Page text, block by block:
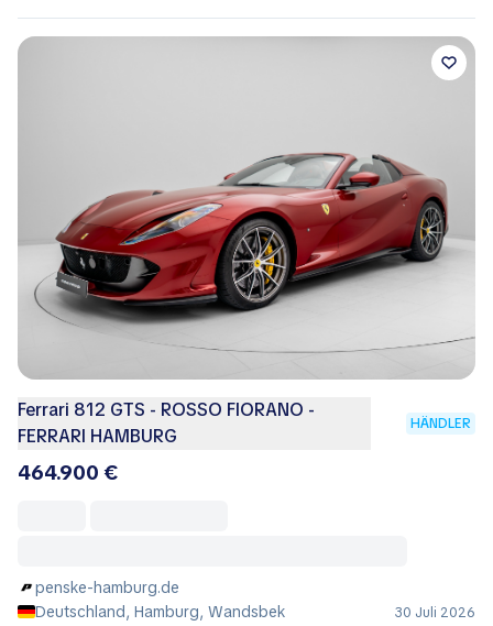
Ferrari 812 GTS - ROSSO FIORANO -
FERRARI HAMBURG
HÄNDLER
464.900 €
penske-hamburg.de
Deutschland, Hamburg, Wandsbek
30 Juli 2026